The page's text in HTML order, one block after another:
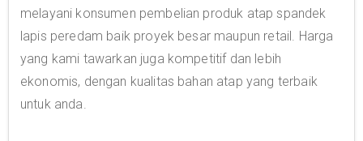
melayani konsumen pembelian produk atap spandek
lapis peredam baik proyek besar maupun retail. Harga
yang kami tawarkan juga kompetitif dan lebih
ekonomis, dengan kualitas bahan atap yang terbaik
untuk anda.